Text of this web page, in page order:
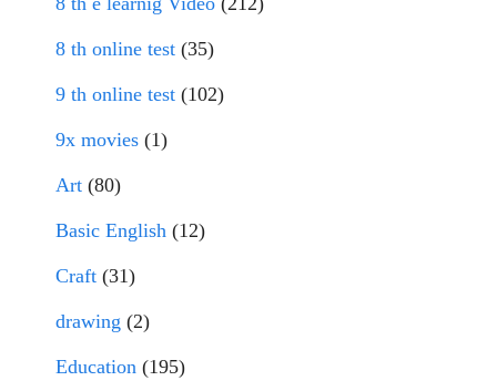
8 th online test (35)
9 th online test (102)
9x movies (1)
Art (80)
Basic English (12)
Craft (31)
drawing (2)
Education (195)